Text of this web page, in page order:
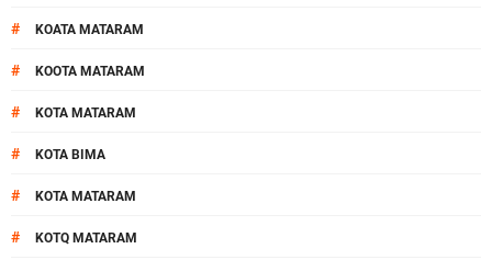
# KOATA MATARAM
# KOOTA MATARAM
# KOTA MATARAM
# KOTA BIMA
# KOTA MATARAM
# KOTQ MATARAM